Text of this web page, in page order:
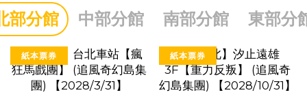
部分館 中部分館 南部分館 東部分
紙本票券 紙本票券